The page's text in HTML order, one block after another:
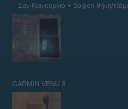
– Σαν Καινούργιο + Spigen θήκη/τζάμι
GARMIN VENU 3